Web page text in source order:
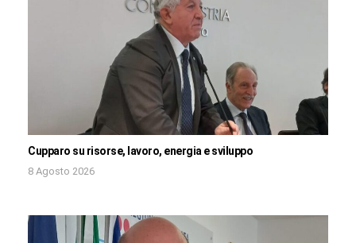
Cupparo su risorse, lavoro, energia e sviluppo
8 Agosto 2026